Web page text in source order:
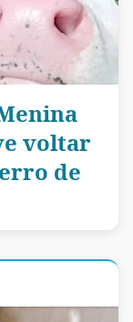
voltar
de